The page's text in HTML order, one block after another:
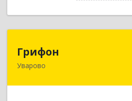
Грифон
Уварово
393461, Тамбовская обл,